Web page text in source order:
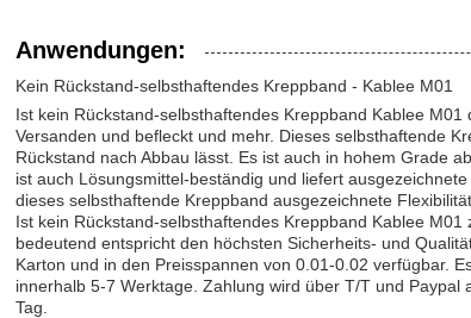
Anwendungen:
Kein Rückstand-selbsthaftendes Kreppband - Kablee M01
Ist kein Rückstand-selbsthaftendes Kreppband Kablee
Versanden und befleckt und mehr. Dieses selbsthaftende
Rückstand nach Abbau lässt. Es ist auch in hohem Grade
ist auch Lösungsmittel-beständig und liefert
dieses selbsthaftende Kreppband ausgezeichnete
Ist kein Rückstand-selbsthaftendes Kreppband Kablee
bedeutend entspricht den höchsten Sicherheits- und
Karton und in den Preisspannen von 0.01-0.02 verfügbar.
innerhalb 5-7 Werktage. Zahlung wird über T/T und
Tag.